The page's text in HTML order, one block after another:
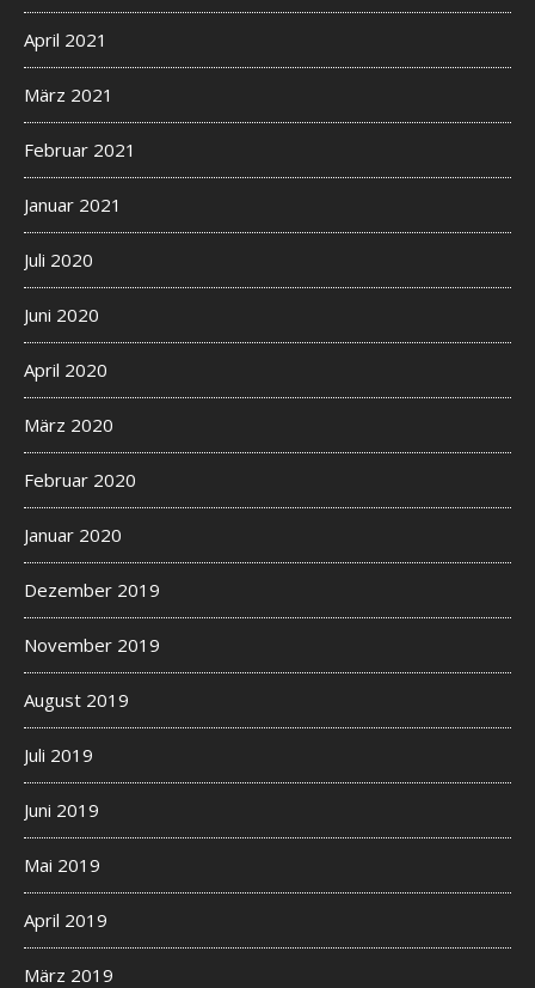
April 2021
März 2021
Februar 2021
Januar 2021
Juli 2020
Juni 2020
April 2020
März 2020
Februar 2020
Januar 2020
Dezember 2019
November 2019
August 2019
Juli 2019
Juni 2019
Mai 2019
April 2019
März 2019